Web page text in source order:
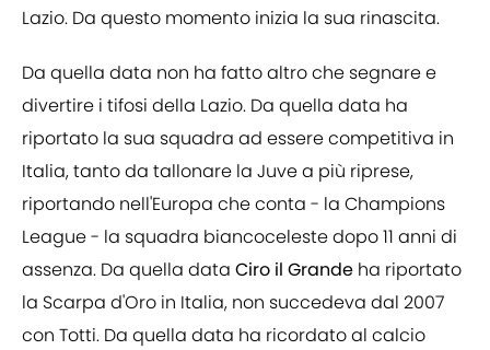
Lazio. Da questo momento inizia la sua rinascita.
Da quella data non ha fatto altro che segnare e
divertire i tifosi della Lazio. Da quella data ha
riportato la sua squadra ad essere competitiva in
Italia, tanto da tallonare la Juve a più riprese,
riportando nell'Europa che conta - la Champions
League - la squadra biancoceleste dopo 11 anni di
assenza. Da quella data Ciro il Grande ha riportato
la Scarpa d'Oro in Italia, non succedeva dal 2007
con Totti. Da quella data ha ricordato al calcio